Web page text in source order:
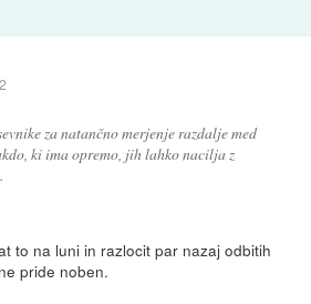
za natančno merjenje razdalje med
ki ima opremo, jih lahko nacilja z
to na luni in razlocit par nazaj odbitih
pride noben.